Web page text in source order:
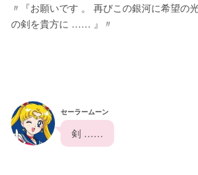
〃『お願いです 。 再びこの銀河に希望の
の剣を貴方に …… 』〃
セーラームーン
  剣 ……